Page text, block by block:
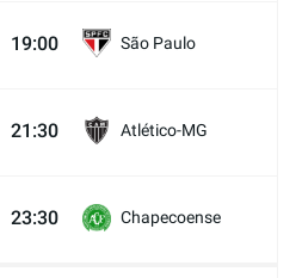
19:00 São Paulo
21:30 Atlético-MG
23:30 Chapecoense